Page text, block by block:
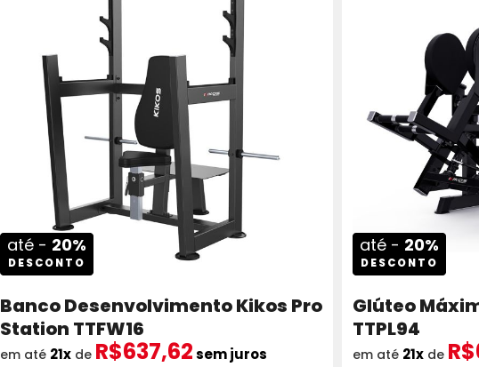
até - 20%
DESCONTO
Banco Desenvolvimento Kikos Pro
Station TTFW16
em até 21xde R$637,62sem juros
até - 20%
DESCONTO
Glúteo
TTPL94
em até 21xde